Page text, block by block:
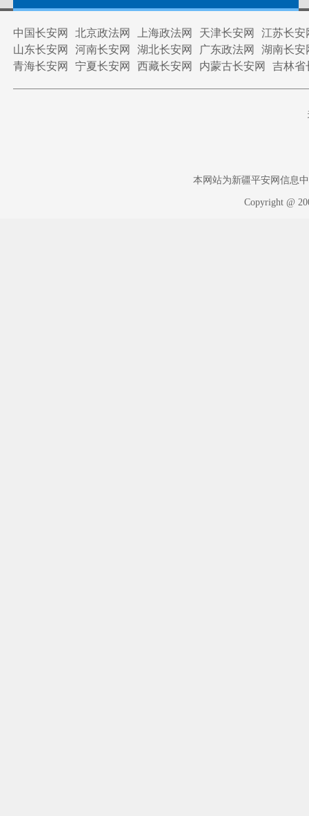
中国长安网 北京政法网 上海政法网 天津长安网
江苏长安
山东长安网
河南长安网 湖北长安网 广东政法网
湖南长安
青海长安网
宁夏长安网 西藏长安网 内蒙古长安网 吉林省
本网站为新疆平安网信息
Copyright @